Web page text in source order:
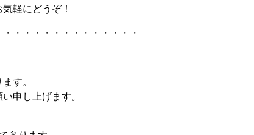
軽にどうぞ！
・・・・・・・・・・・・・
す。
申し上げます。